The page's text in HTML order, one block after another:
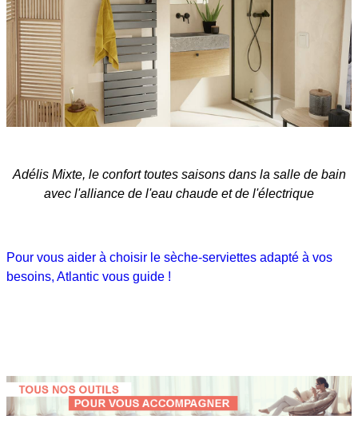
Adélis Mixte, le confort toutes saisons dans la salle de bain
avec l'alliance de l'eau chaude et de l'électrique
Pour vous aider à choisir le sèche-serviettes adapté à vos
besoins, Atlantic vous guide !